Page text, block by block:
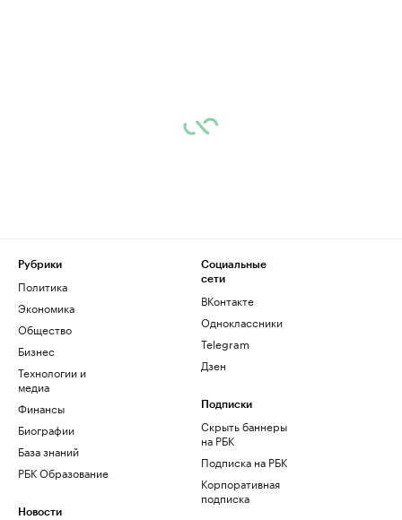
Рубрики
Политика
Экономика
Общество
Бизнес
Технологии и
медиа
Финансы
Биографии
База знаний
РБК Образование
Новости
Социальные
сети
ВКонтакте
Одноклассники
Telegram
Дзен
Подписки
Скрыть баннеры
на РБК
Подписка на РБК
Корпоративная
подписка